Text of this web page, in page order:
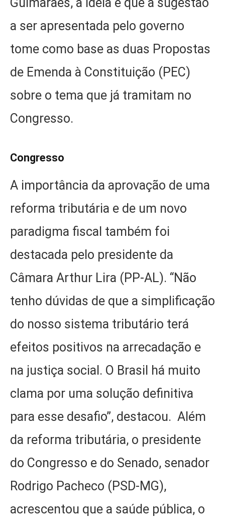
a ser apresentada pelo governo
tome como base as duas Propostas
de Emenda à Constituição (PEC)
sobre o tema que já tramitam no
Congresso.
Congresso
A importância da aprovação de uma
reforma tributária e de um novo
paradigma fiscal também foi
destacada pelo presidente da
Câmara Arthur Lira (PP-AL). “Não
tenho dúvidas de que a simplificação
do nosso sistema tributário terá
efeitos positivos na arrecadação e
na justiça social. O Brasil há muito
clama por uma solução definitiva
para esse desafio”, destacou. Além
da reforma tributária, o presidente
do Congresso e do Senado, senador
Rodrigo Pacheco (PSD-MG),
acrescentou que a saúde pública, o